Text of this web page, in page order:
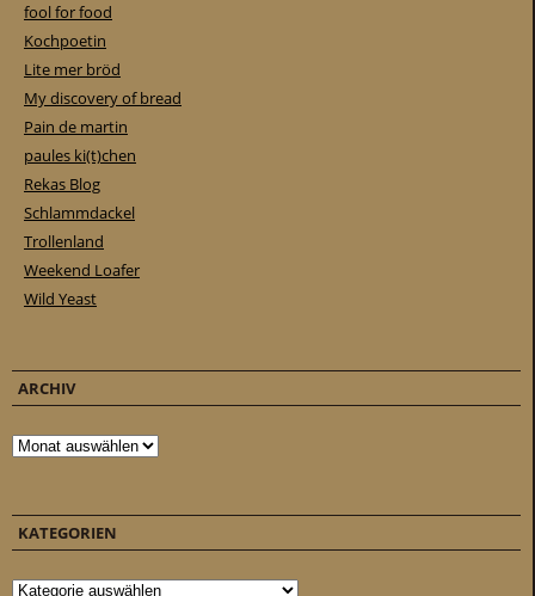
fool for food
Kochpoetin
Lite mer bröd
My discovery of bread
Pain de martin
paules ki(t)chen
Rekas Blog
Schlammdackel
Trollenland
Weekend Loafer
Wild Yeast
ARCHIV
Archiv
KATEGORIEN
Kategorien